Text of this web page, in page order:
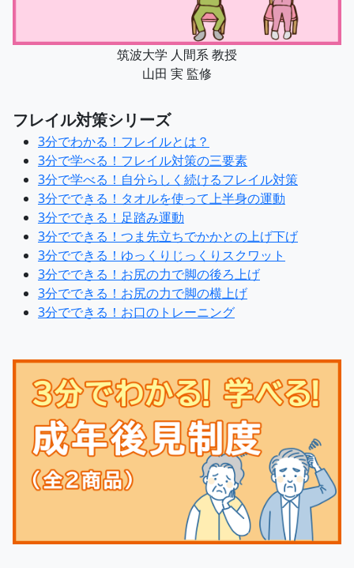
筑波大学 人間系 教授
山田 実 監修
フレイル対策シリーズ
3分でわかる！フレイルとは？
3分で学べる！フレイル対策の三要素
3分で学べる！自分らしく続けるフレイル対策
3分でできる！タオルを使って上半身の運動
3分でできる！足踏み運動
3分でできる！つま先立ちでかかとの上げ下げ
3分でできる！ゆっくりじっくりスクワット
3分でできる！お尻の力で脚の後ろ上げ
3分でできる！お尻の力で脚の横上げ
3分でできる！お口のトレーニング